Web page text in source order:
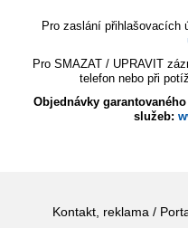
Pro zaslání přihlašovacích
Pro SMAZAT / UPRAVIT
telefon nebo při
Objednávky
služeb:
Kontakt, reklama /